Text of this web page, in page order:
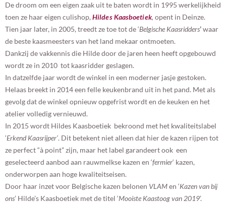
De droom om een eigen zaak uit te baten wordt in 1995 werkelijkheid
toen ze haar eigen culishop, Hildes Kaasboetiek, opent in Deinze.
Tien jaar later, in 2005, treedt ze toe tot de ‘Belgische Kaasridders’waar
de beste kaasmeesters van het land mekaar ontmoeten.
Dankzij de vakkennis die Hilde door de jaren heen heeft opgebouwd
wordt ze in 2010 tot kaasridder geslagen.
In datzelfde jaar wordt de winkel in een moderner jasje gestoken.
Helaas breekt in 2014 een felle keukenbrand uit in het pand. Met als
gevolg dat de winkel opnieuw opgefrist wordt en de keuken en het
atelier volledig vernieuwd.
In 2015 wordt Hildes Kaasboetiek bekroond met het kwaliteitslabel
‘Erkend Kaasrijper’. Dit betekent niet alleen dat hier de kazen rijpen tot
ze perfect “à point” zijn, maar het label garandeert ook een
geselecteerd aanbod aan rauwmelkse kazen en ‘fermier‘ kazen,
onderworpen aan hoge kwaliteitseisen.
Door haar inzet voor Belgische kazen belonen VLAMen ‘Kazen van bij
ons’ Hilde’s Kaasboetiek met de titel ‘Mooiste Kaastoog van 2019’.